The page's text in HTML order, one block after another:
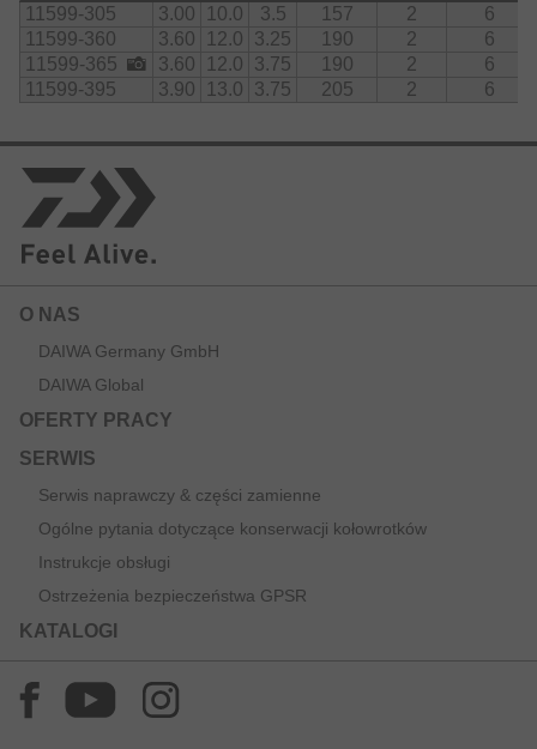
Oprócz mocnej wędki Stalker o krzywej ugięcia 3.5 funta i
długości 3 metrów, seria Emblem X45 oferuje trzy wędki
Long Distance o długościach 12 stóp i 13 stóp, które
wyróżniają się osiągami ogromnych odległości rzutów.
Wyposażony w uchwyt kołowrotka Fuji DPS, warstwę z
American Tackle TiForged Air i antypoślizgową rękojeść z
wykończeniem z pianki EVA.
11599-305 3.00 10.0 3.5 157 2
6
11599-360
3.60 12.0 3.25 190 2
6
11599-365
3.60 12.0 3.75 190 2
6
11599-395
3.90 13.0 3.75 205 2 6
O NAS
DAIWA Germany GmbH
DAIWA Global
OFERTY PRACY
SERWIS
Serwis naprawczy & części zamienne
Ogólne pytania dotyczące konserwacji kołowrotków
Instrukcje obsługi
Ostrzeżenia bezpieczeństwa GPSR
KATALOGI